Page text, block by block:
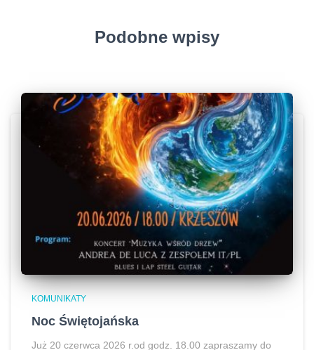
Podobne wpisy
KOMUNIKATY
Noc Świętojańska
Już 20 czerwca 2026 r.od godz. 18.00 zapraszamy do